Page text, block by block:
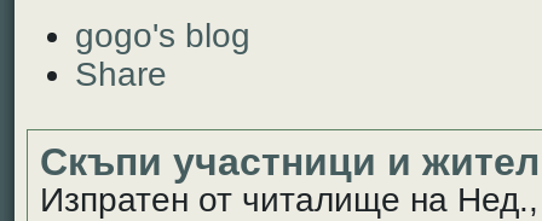
gogo's blog
Share
Скъпи участници и
Изпратен от читалище на